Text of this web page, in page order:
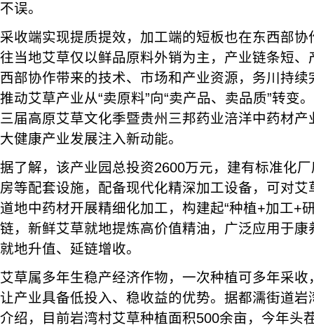
不误。
采收端实现提质提效，加工端的短板也在东西部
往当地艾草仅以鲜品原料外销为主，产业链条短
西部协作带来的技术、市场和产业资源，务川持
推动艾草产业从“卖原料”向“卖产品、卖品质”转变
三届高原艾草文化季暨贵州三邦药业涪洋中药材
大健康产业发展注入新动能。
据了解，该产业园总投资2600万元，建有标准化
房等配套设施，配备现代化精深加工设备，可对
道地中药材开展精细化加工，构建起“种植+加工+
链，新鲜艾草就地提炼高价值精油，广泛应用于
就地升值、延链增收。
艾草属多年生稳产经济作物，一次种植可多年采
让产业具备低投入、稳收益的优势。据都濡街道
介绍，目前岩湾村艾草种植面积500余亩，今年头